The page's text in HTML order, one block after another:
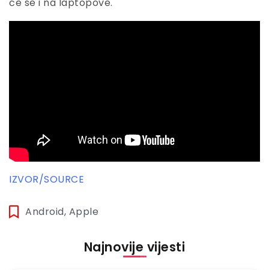
IZVOR/SOURCE
Android, Apple
Najnovije vijesti